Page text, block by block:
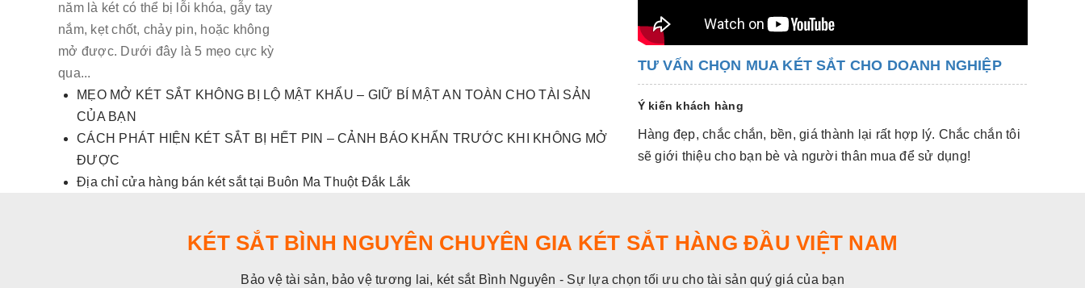
năm là két có thể bị lỗi khóa, gẫy tay
nắm, kẹt chốt, chảy pin, hoặc không
mở được. Dưới đây là 5 mẹo cực kỳ
qua...
MẸO MỞ KÉT SẮT KHÔNG BỊ LỘ MẬT KHẨU – GIỮ BÍ MẬT AN TOÀN CHO TÀI SẢN
CỦA BẠN
CÁCH PHÁT HIỆN KÉT SẮT BỊ HẾT PIN – CẢNH BÁO KHẨN TRƯỚC KHI KHÔNG MỞ
ĐƯỢC
Địa chỉ cửa hàng bán két sắt tại Buôn Ma Thuột Đắk Lắk
TƯ VẤN CHỌN MUA KÉT SẮT CHO DOANH NGHIỆP
Ý kiến khách hàng
Hàng đẹp, chắc chắn, bền, giá thành lại rất hợp lý. Chắc chắn tôi
sẽ giới thiệu cho bạn bè và người thân mua để sử dụng!
KÉT SẮT BÌNH NGUYÊN CHUYÊN GIA KÉT SẮT HÀNG ĐẦU VIỆT NAM
Bảo vệ tài sản, bảo vệ tương lai, két sắt Bình Nguyên - Sự lựa chọn tối ưu cho tài sản quý giá của bạn